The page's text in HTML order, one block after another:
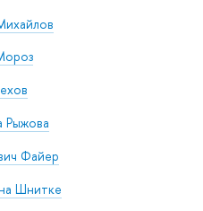
Рыжова
Файер
Шнитке